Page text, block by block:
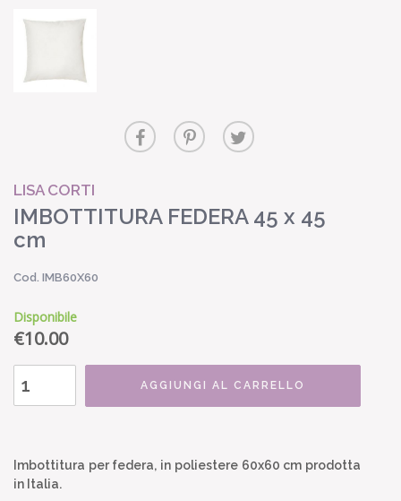
LISA CORTI
IMBOTTITURA FEDERA 45 x 45
cm
Cod. IMB60X60
Disponibile
€10.00
AGGIUNGI AL CARRELLO
Imbottitura per federa, in poliestere 60x60 cm prodotta
in Italia.